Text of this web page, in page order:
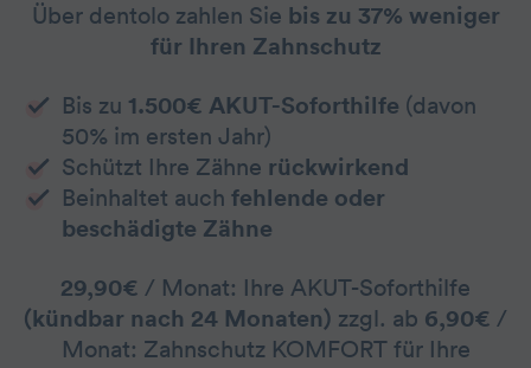
Über dentolo zahlen Sie bis zu 37% weniger
für Ihren Zahnschutz
Bis zu 1.500€ AKUT-Soforthilfe (davon
50% im ersten Jahr)
Schützt Ihre Zähne rückwirkend
Beinhaltet auch fehlende oder
beschädigte Zähne
29,90€ / Monat: Ihre AKUT-Soforthilfe
(kündbar nach 24 Monaten) zzgl. ab 6,90€ /
Monat: Zahnschutz KOMFORT für Ihre